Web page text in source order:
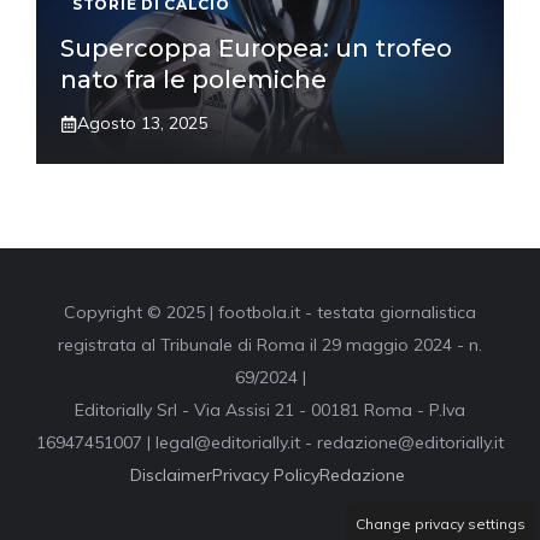
STORIE DI CALCIO
Supercoppa Europea: un trofeo
nato fra le polemiche
Agosto 13, 2025
Copyright © 2025 | footbola.it - testata giornalistica
registrata al Tribunale di Roma il 29 maggio 2024 - n.
69/2024 |
Editorially Srl - Via Assisi 21 - 00181 Roma - P.Iva
16947451007 | legal@editorially.it - redazione@editorially.it
DisclaimerPrivacy PolicyRedazione
Change privacy settings